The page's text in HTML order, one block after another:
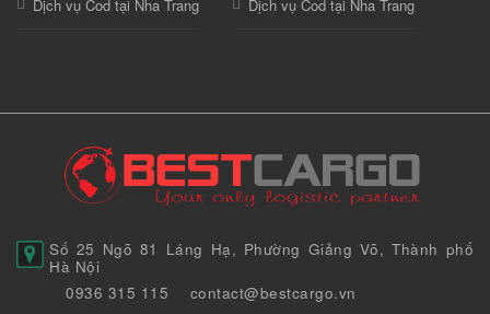
Dịch vụ Cod tại Nha Trang Dịch vụ Cod tại Nha Trang
Số 25 Ngõ 81 Láng Hạ, Phường Giảng Võ, Thành phố
Hà Nội
0936 315 115
contact@bestcargo.vn